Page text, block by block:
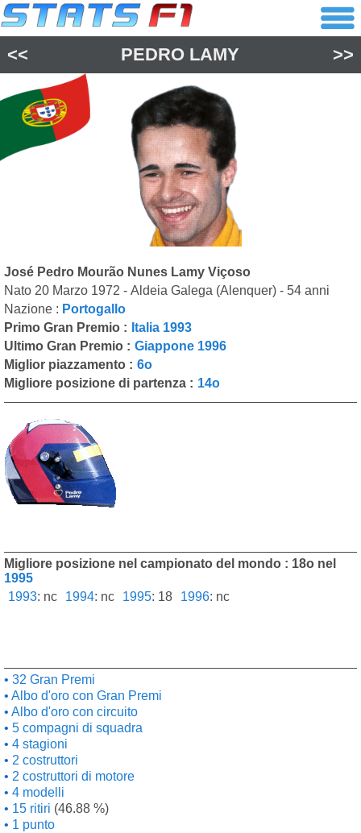
<< PEDRO LAMY >>
José Pedro Mourão Nunes Lamy Viçoso
Nato 20 Marzo 1972 - Aldeia Galega (Alenquer) - 54 anni
Nazione : Portogallo
Primo Gran Premio : Italia 1993
Ultimo Gran Premio : Giappone 1996
Miglior piazzamento : 6o
Migliore posizione di partenza : 14o
Migliore posizione nel campionato del mondo : 18o nel
1995
1993: nc 1994: nc 1995: 18 1996: nc
32 Gran Premi
Albo d'oro con Gran Premi
Albo d'oro con circuito
5 compagni di squadra
4 stagioni
2 costruttori
2 costruttori di motore
4 modelli
15 ritiri (46.88 %)
1 punto